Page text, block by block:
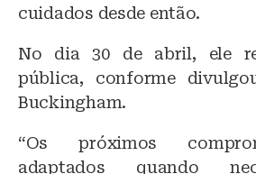
cuidados desde então.
No dia 30 de abril, ele
pública, conforme
Buckingham.
“Os próximos
adaptados quando